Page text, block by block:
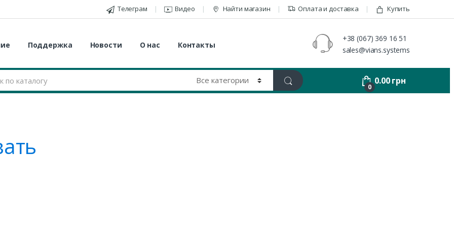
Телеграм Видео Найти магазин Оплата и доставка Купить
Поддержка Новости О нас Контакты
+38 (067) 369 16 51
sales@vians.systems
0
0.00грн